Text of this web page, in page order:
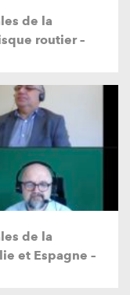
de la
routier –
de la
et Espagne –